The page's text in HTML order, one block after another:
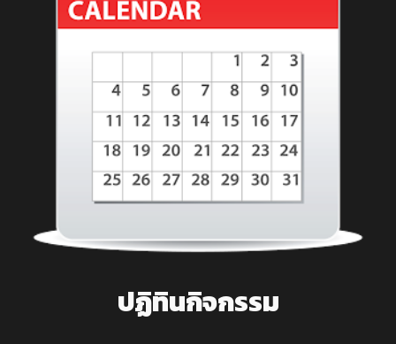
ปฏิทินกิจกรรม